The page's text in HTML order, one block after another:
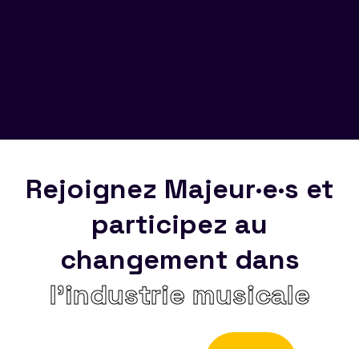
Rejoignez Majeur·e·s et
participez au
changement dans
l’industrie musicale